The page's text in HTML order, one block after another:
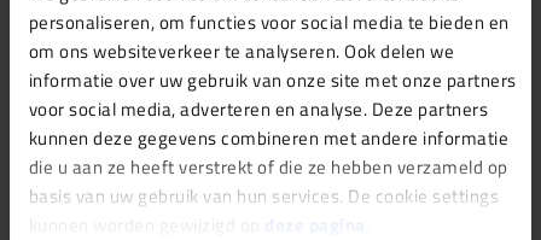
personaliseren, om functies voor social media te bieden en
om ons websiteverkeer te analyseren. Ook delen we
informatie over uw gebruik van onze site met onze partners
voor social media, adverteren en analyse. Deze partners
kunnen deze gegevens combineren met andere informatie
die u aan ze heeft verstrekt of die ze hebben verzameld op
basis van uw gebruik van hun services. De cookie settings
kunnen worden gewijzigd op
deze pagina
afhandeling en een gecoördineerde aanpak.
1